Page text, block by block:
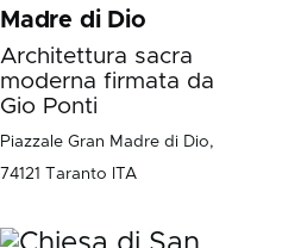
Madre di Dio
Architettura sacra
moderna firmata da
Gio Ponti
Piazzale Gran Madre di Dio,
74121 Taranto ITA